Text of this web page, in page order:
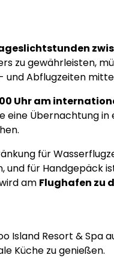
zu gewährleisten,
und Abflugzeiten
Uhr am
eine Übernachtung
für
für Handgepäck
am Flughafen zu
Island Resort & Spa
Küche zu genießen.